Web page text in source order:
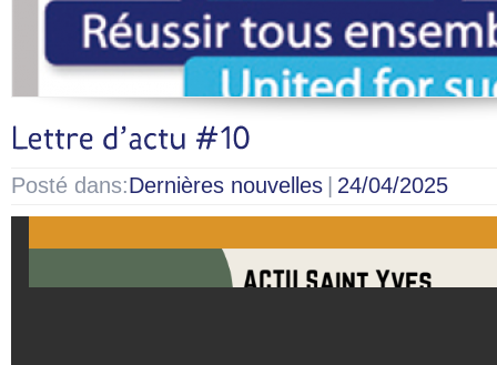
Posté dans:Dernières nouvelles 24/04/2025